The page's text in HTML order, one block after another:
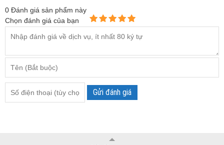
0 Đánh giá sản phẩm này
Chọn đánh giá của bạn
Gửi đánh giá